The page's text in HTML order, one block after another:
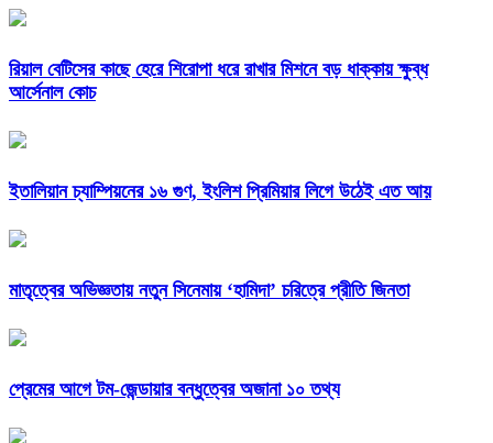
রিয়াল বেটিসের কাছে হেরে শিরোপা ধরে রাখার মিশনে বড় ধাক্কায় ক্ষুব্ধ
আর্সেনাল কোচ
ইতালিয়ান চ্যাম্পিয়নের ১৬ গুণ, ইংলিশ প্রিমিয়ার লিগে উঠেই এত আয়
মাতৃত্বের অভিজ্ঞতায় নতুন সিনেমায় ‘হামিদা’ চরিত্রে প্রীতি জিনতা
প্রেমের আগে টম-জেন্ডায়ার বন্ধুত্বের অজানা ১০ তথ্য